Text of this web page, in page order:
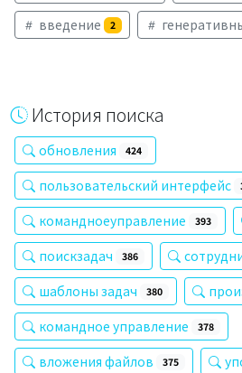
введение 2
История поиска
обновления 424
пользовательский интерфейс
командноеуправление 393
поискзадач 386
шаблоны задач 380
командное управление 378
вложения файлов 375